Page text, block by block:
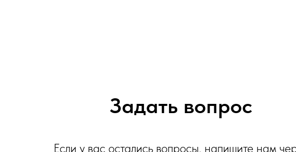
Задать вопрос
Если у вас остались вопросы, напишите нам